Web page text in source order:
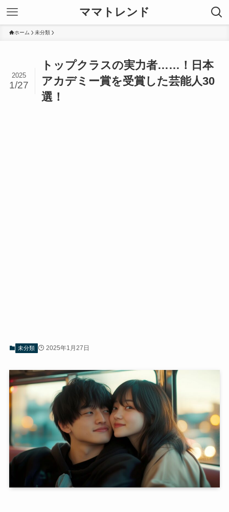
ママトレンド
ホーム 未分類
トップクラスの実力者……！日本
アカデミー賞を受賞した芸能人30
選！
2025
1/27
未分類 2025年1月27日